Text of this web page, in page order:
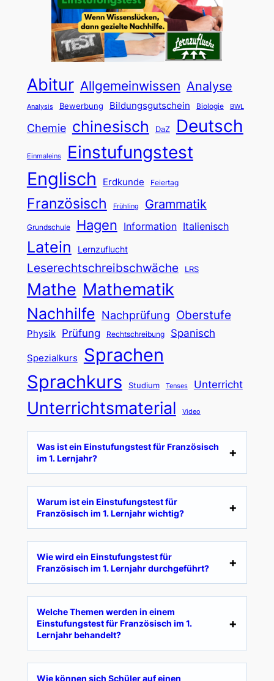
Abitur Allgemeinwissen Analyse
Analysis Bewerbung Bildungsgutschein Biologie BWL
Chemie chinesisch DaZ Deutsch
Einmaleins Einstufungstest
Englisch Erdkunde Feiertag
Französisch Frühling Grammatik
Grundschule Hagen Information Italienisch
Latein Lernzuflucht
Leserechtschreibschwäche LRS
Mathe Mathematik
Nachhilfe Nachprüfung Oberstufe
Physik Prüfung Rechtschreibung Spanisch
Spezialkurs
Sprachen
Sprachkurs
Studium Tenses Unterricht
Unterrichtsmaterial Video
Was ist ein Einstufungstest für Französisch
im 1. Lernjahr?
Warum ist ein Einstufungstest für
Französisch im 1. Lernjahr wichtig?
Wie wird ein Einstufungstest für
Französisch im 1. Lernjahr durchgeführt?
Welche Themen werden in einem
Einstufungstest für Französisch im 1.
Lernjahr behandelt?
Wie können sich Schüler auf einen